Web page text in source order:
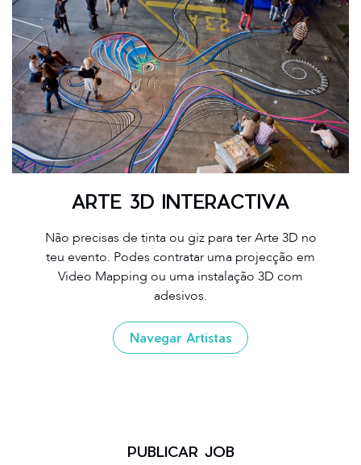
ARTE 3D INTERACTIVA
Não precisas de tinta ou giz para ter Arte 3D no
teu evento. Podes contratar uma projecção em
Video Mapping ou uma instalação 3D com
adesivos.
Navegar Artistas
PUBLICAR JOB